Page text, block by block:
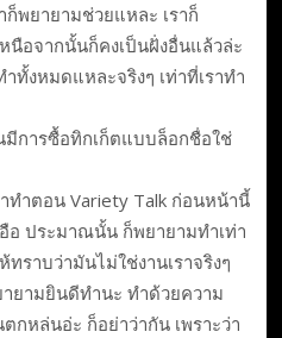
ก็พยายามช่วยแหละ เราก็
นือจากนั้นก็คงเป็นฝั่งอื่นแล้วล่ะ
ทั้งหมดแหละจริงๆ เท่าที่เราทำ
การซื้อทิกเก็ตแบบล็อกชื่อใช่
ทำตอน Variety Talk ก่อนหน้านี้
อ ประมาณนั้น ก็พยายามทำเท่า
ราบว่ามันไม่ใช่งานเราจริงๆ
ายามยินดีทำนะ ทำด้วยความ
หล่นอ่ะ ก็อย่าว่ากัน เพราะว่า